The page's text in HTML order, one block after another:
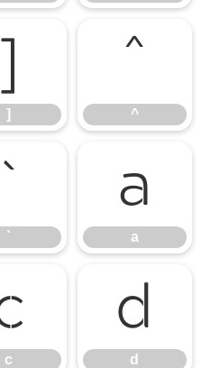
]
]
^
^
`
`
a
a
c
d
d